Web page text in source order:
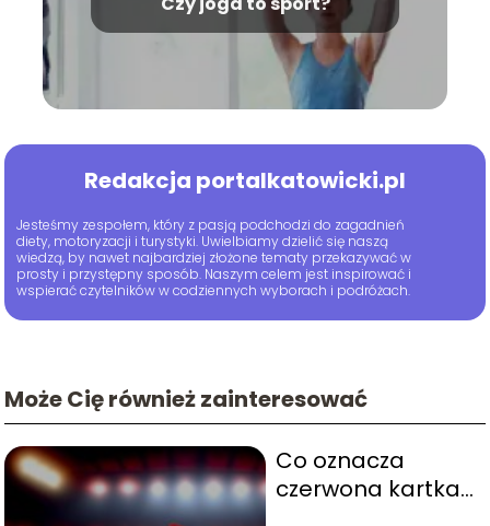
Redakcja portalkatowicki.pl
Jesteśmy zespołem, który z pasją podchodzi do zagadnień
diety, motoryzacji i turystyki. Uwielbiamy dzielić się naszą
wiedzą, by nawet najbardziej złożone tematy przekazywać w
prosty i przystępny sposób. Naszym celem jest inspirować i
wspierać czytelników w codziennych wyborach i podróżach.
Może Cię również zainteresować
Co oznacza
czerwona kartka